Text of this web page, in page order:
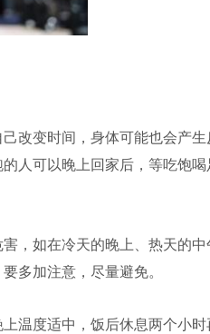
改变时间，身体可能也会产生
人可以晚上回家后，等吃饱喝
，如在冷天的晚上、热天的中
多加注意，尽量避免。
温度适中，饭后休息两个小时